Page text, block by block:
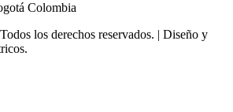
Colombia
los derechos reservados. | Diseño y